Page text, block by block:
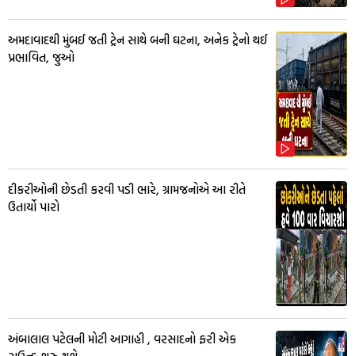
અમદાવાદથી મુંબઈ જતી ટ્રેન સાથે બની ઘટના, અનેક ટ્રેનો થઈ
પ્રભાવિત, જુઓ
દીકરીઓની છેડતી કરવી પડી ભારે, ગ્રામજનોએ આ રીતે
ઉતાર્યો પારો
અંબાલાલ પટેલની મોટી આગાહી , વરસાદનો ફરી એક